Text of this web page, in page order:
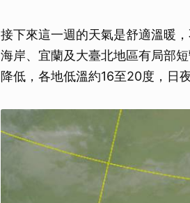
接下來這一週的天氣是舒適溫暖
海岸、宜蘭及大臺北地區有局部
降低，各地低溫約16至20度，日